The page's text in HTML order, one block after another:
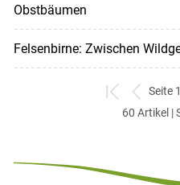
Obstbäumen
Felsenbirne: Zwischen
zum
ersten
zurück
zum
Seite
60 Artikel |